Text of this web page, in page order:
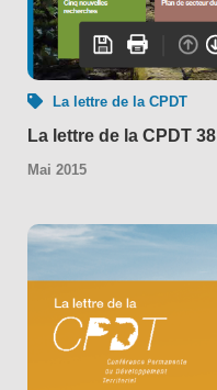
La lettre de la CPDT
La lettre de la CPDT 38
Mai 2015